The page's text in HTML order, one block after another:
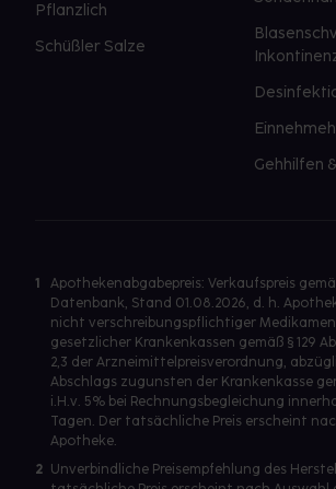
Pflanzlich
Schüßler Salze
Gehhilfen
1
Apothekenabgabepreis: Verkaufspreis
Datenbank, Stand 01.08.2026, d. h.
nicht verschreibungspflichtiger
gesetzlicher Krankenkassen gemäß § 129
2,3 der Arzneimittelpreisverordnung,
Abschlags zugunsten der Krankenkasse
i.H.v. 5% bei Rechnungsbegleichung
Tagen. Der tatsächliche Preis erscheint
Apotheke.
2 Unverbindliche Preisempfehlung des